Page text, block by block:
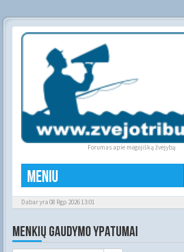
Forumas apie mėgėjišką žvejybą
Meniu
Dabar yra 08 Rgp 2026 13:01
MENKIŲ GAUDYMO YPATUMAI